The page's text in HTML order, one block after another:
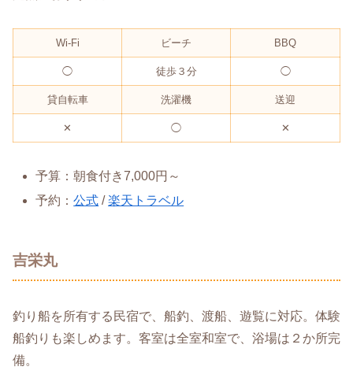
Wi-Fi ビーチ BBQ
◯ 徒歩３分 ◯
貸自転車 洗濯機 送迎
✕ ◯ ✕
予算：朝食付き7,000円～
予約：公式 /楽天トラベル
吉栄丸
釣り船を所有する民宿で、船釣、渡船、遊覧に対応。体験
船釣りも楽しめます。客室は全室和室で、浴場は２か所完
備。